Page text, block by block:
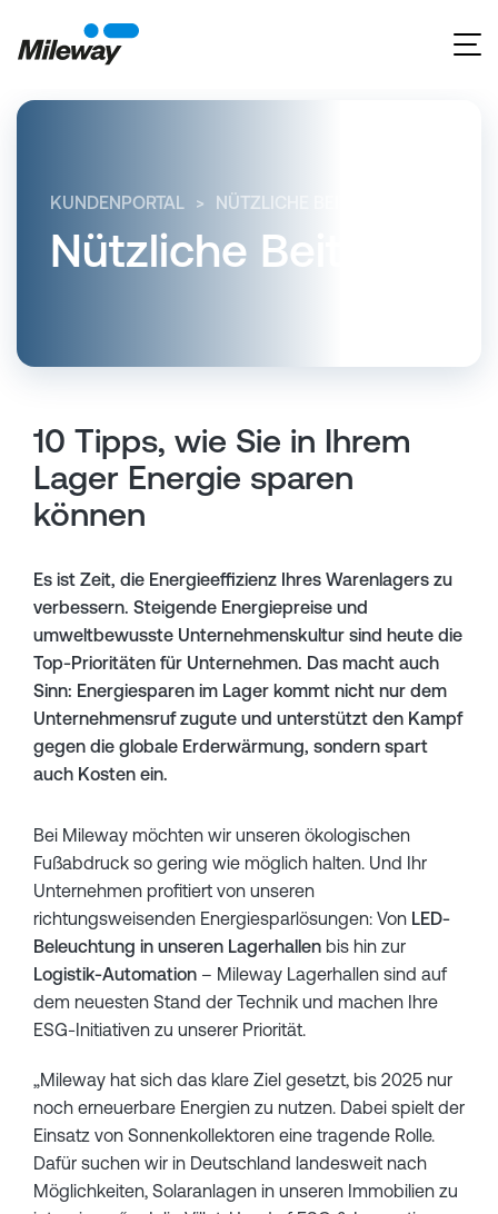
KUNDENPORTAL NÜTZLICHE BEITRÄGE
Nützliche Beiträge
10 Tipps, wie Sie in Ihrem
Lager Energie sparen
können
Es ist Zeit, die Energieeffizienz Ihres Warenlagers zu
verbessern. Steigende Energiepreise und
umweltbewusste Unternehmenskultur sind heute die
Top-Prioritäten für Unternehmen. Das macht auch
Sinn: Energiesparen im Lager kommt nicht nur dem
Unternehmensruf zugute und unterstützt den Kampf
gegen die globale Erderwärmung, sondern spart
auch Kosten ein.
Bei Mileway möchten wir unseren ökologischen
Fußabdruck so gering wie möglich halten. Und Ihr
Unternehmen profitiert von unseren
richtungsweisenden Energiesparlösungen: Von LED-
Beleuchtung in unseren Lagerhallen bis hin zur
Logistik-Automation – Mileway Lagerhallen sind auf
dem neuesten Stand der Technik und machen Ihre
ESG-Initiativen zu unserer Priorität.
„Mileway hat sich das klare Ziel gesetzt, bis 2025 nur
noch erneuerbare Energien zu nutzen. Dabei spielt der
Einsatz von Sonnenkollektoren eine tragende Rolle.
Dafür suchen wir in Deutschland landesweit nach
Möglichkeiten, Solaranlagen in unseren Immobilien zu